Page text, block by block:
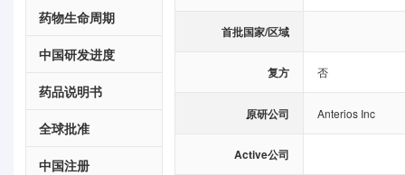
药物生命周期
中国研发进度
药品说明书
全球批准
中国注册
首批国家/区域
复方 否
原研公司 Anterios Inc
Active公司